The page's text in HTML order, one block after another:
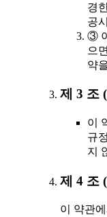
경
공
③
으
약
제 3 조
이
규
지
제 4 조
이 약관